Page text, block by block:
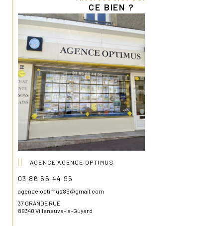
C'est le type de bien qui permet de poser ses
valises, de se projeter, et d'envisager l'avenir
avec confiance.
Le tout à un prix attractif : 123 000 €
CE BIEN ?
AGENCE AGENCE OPTIMUS
03 86 66 44 95
agence.optimus89@gmail.com
37 GRANDE RUE
89340 Villeneuve-la-Guyard